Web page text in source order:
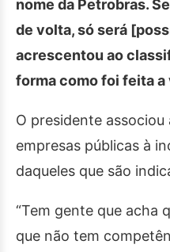
nome da Petrobras.
de volta, só será
acrescentou ao
forma como foi feita a
O presidente
empresas públicas à
daqueles que são
“Tem gente que acha
que não tem